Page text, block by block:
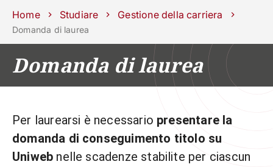
Scuole DipartimentiCentriSostieni
Area
Lavora con
CORSI STUDIARE
IMPRESE E IMPATTO
ATENEO
Home Studiare Gestione della carriera
Domanda di laurea
Domanda di laurea
Per laurearsi è necessario presentare la
domanda di conseguimento titolo su
Uniweb nelle scadenze stabilite per ciascun